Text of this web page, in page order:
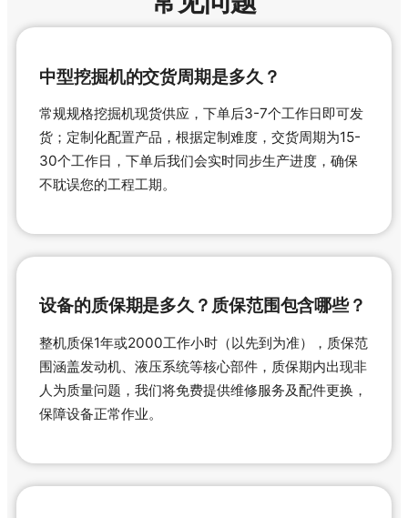
中型挖掘机的交货周期是多久？
常规规格挖掘机现货供应，下单后3-7个工作日即可发
货；定制化配置产品，根据定制难度，交货周期为15-
30个工作日，下单后我们会实时同步生产进度，确保
不耽误您的工程工期。
设备的质保期是多久？质保范围包含哪些？
整机质保1年或2000工作小时（以先到为准），质保范
围涵盖发动机、液压系统等核心部件，质保期内出现非
人为质量问题，我们将免费提供维修服务及配件更换，
保障设备正常作业。